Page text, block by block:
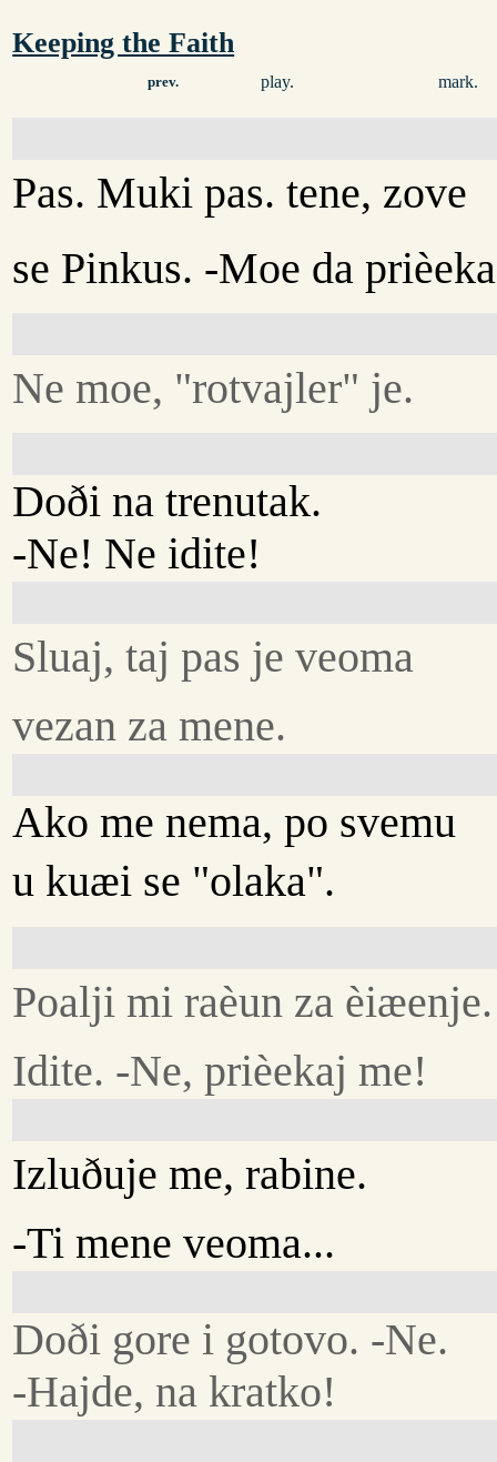
Keeping the Faith
prev. play. mark.
Pas. Muki pas. tene, zove
se Pinkus. -Moe da
Ne moe, "rotvajler" je.
Doði na trenutak.
-Ne! Ne idite!
Sluaj, taj pas je veoma
vezan za mene.
Ako me nema, po svemu
u kuæi se "olaka".
Poalji mi raèun za èiæenje.
Idite. -Ne, prièekaj me!
Izluðuje me, rabine.
-Ti mene veoma...
Doði gore i gotovo. -Ne.
-Hajde, na kratko!